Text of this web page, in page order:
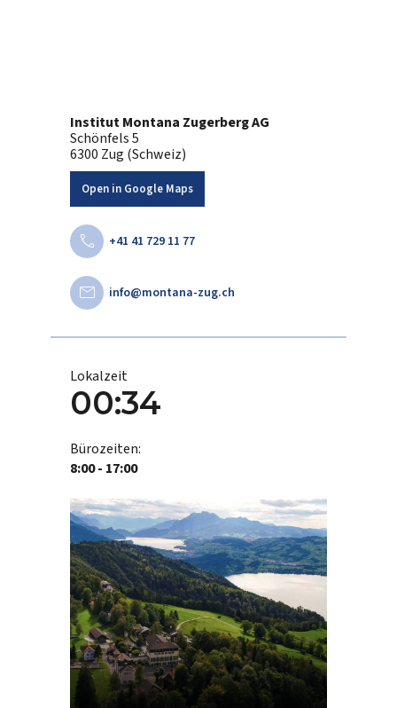
Institut Montana Zugerberg AG
Schönfels 5
6300 Zug (Schweiz)
Open in Google Maps
call +41 41 729 11 77
mail info@montana-zug.ch
Lokalzeit
00:34
Bürozeiten:
8:00 - 17:00